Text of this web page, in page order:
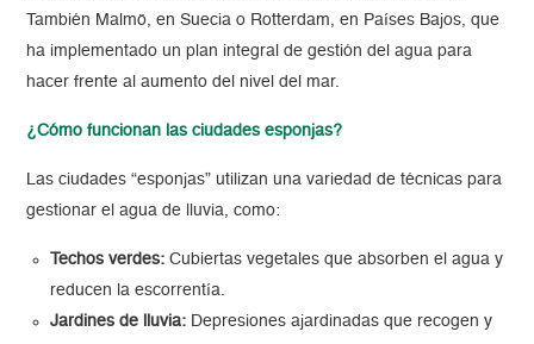
También Malmö, en Suecia o Rotterdam, en Países Bajos, que
ha implementado un plan integral de gestión del agua para
hacer frente al aumento del nivel del mar.
¿Cómo funcionan las ciudades esponjas?
Las ciudades “esponjas” utilizan una variedad de técnicas para
gestionar el agua de lluvia, como:
Techos verdes: Cubiertas vegetales que absorben el agua y
reducen la escorrentía.
Jardines de lluvia: Depresiones ajardinadas que recogen y